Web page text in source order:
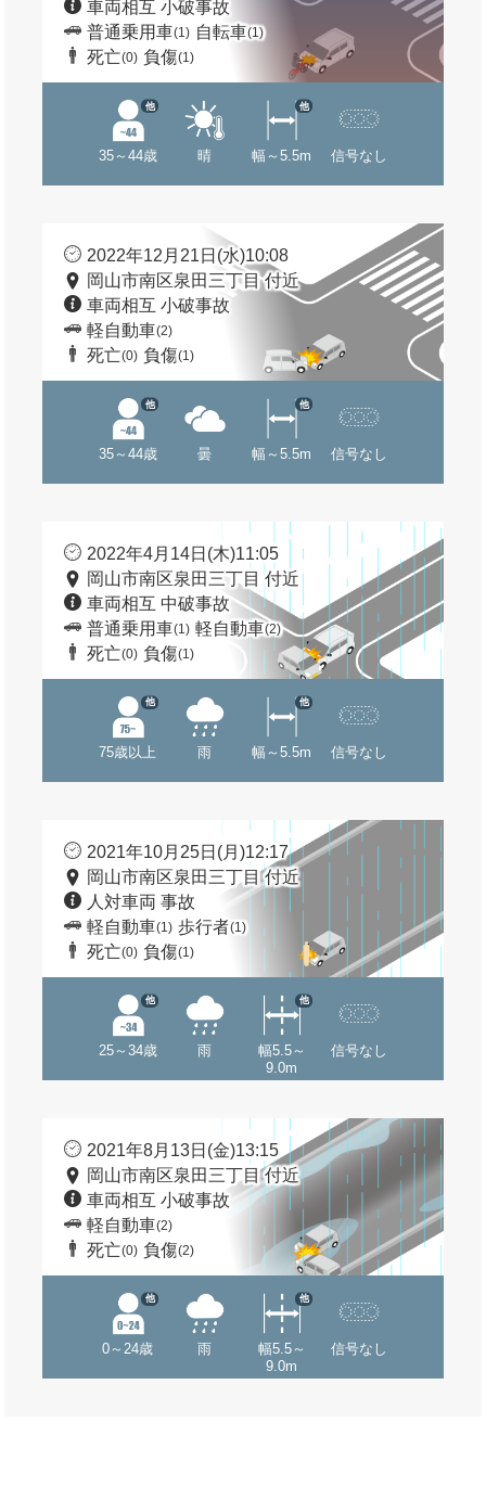
車両相互 小破事故
普通乗用車(1) 自転車(1)
死亡(0) 負傷(1)
35～44歳
他
晴 幅～5.5m
他
信号なし
2022年12月21日(水)10:08
岡山市南区泉田三丁目 付近
車両相互 小破事故
軽自動車(2)
死亡(0) 負傷(1)
35～44歳
他
曇 幅～5.5m
他
信号なし
2022年4月14日(木)11:05
岡山市南区泉田三丁目 付近
車両相互 中破事故
普通乗用車(1) 軽自動車(2)
死亡(0) 負傷(1)
75歳以上
他
雨 幅～5.5m
他
信号なし
2021年10月25日(月)12:17
岡山市南区泉田三丁目 付近
人対車両 事故
軽自動車(1) 歩行者(1)
死亡(0) 負傷(1)
25～34歳
他
雨
幅5.5～
9.0m
他
信号なし
2021年8月13日(金)13:15
岡山市南区泉田三丁目 付近
車両相互 小破事故
軽自動車(2)
死亡(0) 負傷(2)
0～24歳
他
雨
幅5.5～
9.0m
他
信号なし